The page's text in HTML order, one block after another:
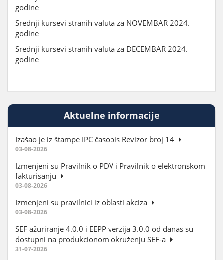
godine
Srednji kursevi stranih valuta za NOVEMBAR 2024.
godine
Srednji kursevi stranih valuta za DECEMBAR 2024.
godine
Aktuelne informacije
Izašao je iz štampe IPC časopis Revizor broj 14
03-08-2026
Izmenjeni su Pravilnik o PDV i Pravilnik o elektronskom
fakturisanju
03-08-2026
Izmenjeni su pravilnici iz oblasti akciza
03-08-2026
SEF ažuriranje 4.0.0 i EEPP verzija 3.0.0 od danas su
dostupni na produkcionom okruženju SEF-a
31-07-2026